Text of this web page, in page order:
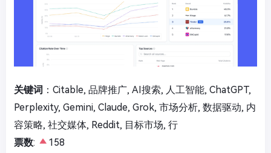
关键词 ：Citable, 品牌推广, AI搜索, 人工智能, ChatGPT,
Perplexity, Gemini, Claude, Grok, 市场分析, 数据驱动, 内
容策略, 社交媒体, Reddit, 目标市场, 行
票数:
158